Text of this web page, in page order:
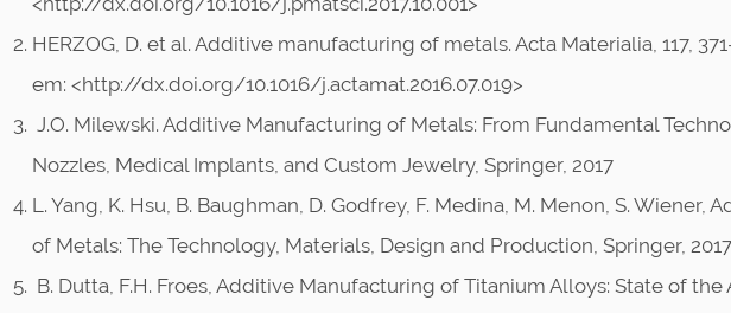
HERZOG, D. et al. Additive manufacturing of metals. Acta Materialia, 117,
em: <http://dx.doi.org/10.1016/j.actamat.2016.07.019>
J.O. Milewski. Additive Manufacturing of Metals: From Fundamental
Nozzles, Medical Implants, and Custom Jewelry, Springer, 2017
L. Yang, K. Hsu, B. Baughman, D. Godfrey, F. Medina, M. Menon, S. Wiener,
of Metals: The Technology, Materials, Design and Production, Springer,
B. Dutta, F.H. Froes, Additive Manufacturing of Titanium Alloys: State of